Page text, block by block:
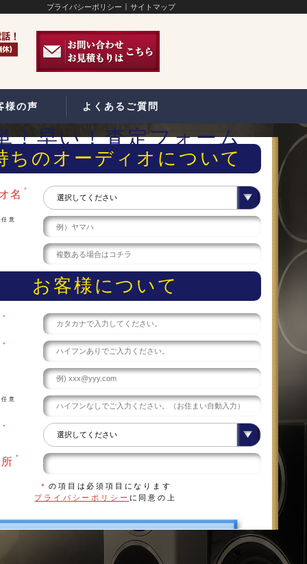
プライバシーポリシー サイトマップ
様の声 よくあるご質問
！早い！査定フォーム
ちのオーディオについて
名 ＊
任意
お客様について
＊
＊
任意
＊
＊
＊の項目は必須項目になります
プライバシーポリシー に同意の上